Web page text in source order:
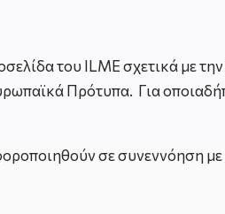
του ILME σχετικά με
Πρότυπα. Για
σε συνεννόηση